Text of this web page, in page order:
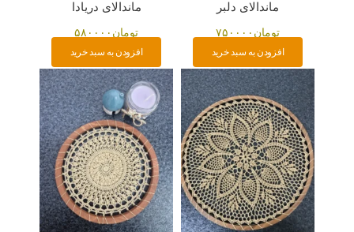
ماندالای دلبر
تومان ۷۵۰۰۰۰
افزودن به سبد خرید
ماندالای دریادا
تومان ۵۸۰۰۰۰
افزودن به سبد خرید